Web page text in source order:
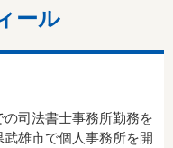
取る「相続土地国庫
れました くわしく
ール
司法書士事務所勤務を
雄市で個人事務所を開